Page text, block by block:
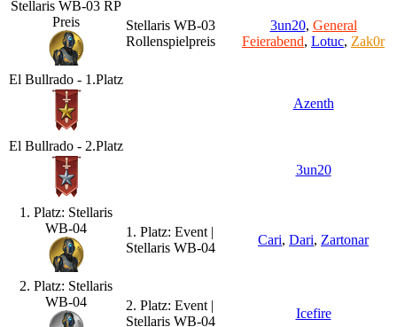
Stellaris WB-03 RP
Preis
Stellaris WB-03
Rollenspielpreis
3un20, General
Feierabend, Lotuc, Zak0r
El Bullrado - 1.Platz
Azenth
El Bullrado - 2.Platz
3un20
1. Platz: Stellaris
WB-04
1. Platz: Event |
Stellaris WB-04
Cari, Dari, Zartonar
2. Platz: Stellaris
WB-04
2. Platz: Event |
Stellaris WB-04
Icefire